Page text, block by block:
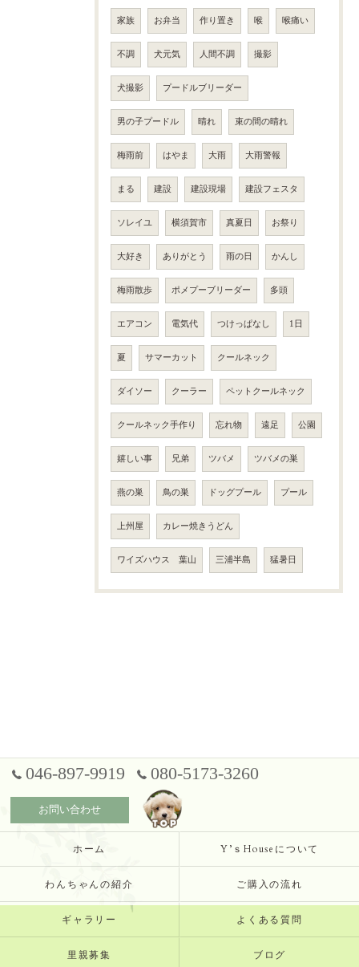
家族 お弁当 作り置き 喉 喉痛い
不調 犬元気 人間不調 撮影
犬撮影 プードルブリーダー
男の子プードル 晴れ 束の間の晴れ
梅雨前 はやま 大雨 大雨警報
まる 建設 建設現場 建設フェスタ
ソレイユ 横須賀市 真夏日 お祭り
大好き ありがとう 雨の日 かんし
梅雨散歩 ポメプーブリーダー 多頭
エアコン 電気代 つけっぱなし 1日
夏 サマーカット クールネック
ダイソー クーラー ペットクールネック
クールネック手作り 忘れ物 遠足 公園
嬉しい事 兄弟 ツバメ ツバメの巣
燕の巣 鳥の巣 ドッグプール プール
上州屋 カレー焼きうどん
ワイズハウス 葉山 三浦半島 猛暑日
046-897-9919 080-5173-3260
お問い合わせ
ホーム Y’ｓHouseについて
わんちゃんの紹介 ご購入の流れ
ギャラリー よくある質問
里親募集 ブログ